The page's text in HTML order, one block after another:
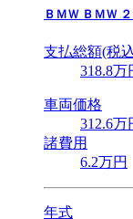
ＢＭＷ ＢＭＷ
支払総額(税
318.8万
車両価格
312.6万
諸費用
6.2万円
年式